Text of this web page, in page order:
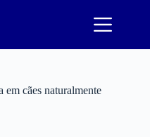
cães naturalmente